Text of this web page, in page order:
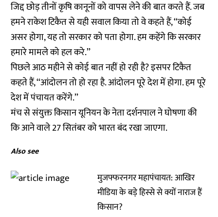
जिद्द छोड़ तीनों कृषि कानूनों को वापस लेने की बात करते हैं. जब
हमने राकेश टिकैत से यही सवाल किया तो वे कहते हैं, ‘‘कोई
असर होगा, यह तो सरकार को पता होगा. हम कहेंगे कि सरकार
हमारे मामले को हल करे.’’
पिछले आठ महीने से कोई बात नहीं हो रही है? इसपर टिकैत
कहते हैं, ‘‘आंदोलन तो हो रहा है. आंदोलन पूरे देश में होगा. हम पूरे
देश में पंचायत करेंगे.’’
मंच से संयुक्त किसान यूनियन के नेता दर्शनपाल ने घोषणा की
कि आने वाले 27 सितंबर को भारत बंद रखा जाएगा.
Also see
मुजफ्फरनगर महापंचायत: आखिर
मीडिया के बड़े हिस्से से क्यों नाराज हैं
किसान?